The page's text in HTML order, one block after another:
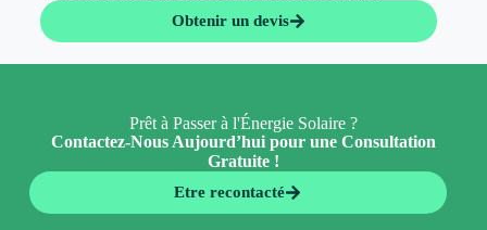
Obtenir un devis
Prêt à Passer à l'Énergie Solaire ?
Contactez-Nous Aujourd’hui pour une Consultation
Gratuite !
Etre recontacté